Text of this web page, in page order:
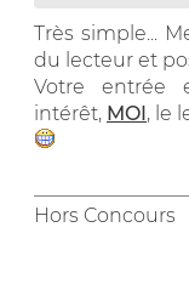
Très simple...
du lecteur et
Votre entrée
intérêt, MOI, le
Hors Concours